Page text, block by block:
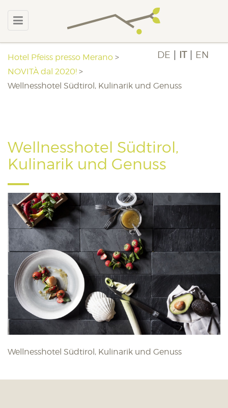
DE IT EN
Hotel Pfeiss presso Merano >
NOVITÀ dal 2020! >
Wellnesshotel Südtirol, Kulinarik und Genuss
Wellnesshotel Südtirol,
Kulinarik und Genuss
Wellnesshotel Südtirol, Kulinarik und Genuss